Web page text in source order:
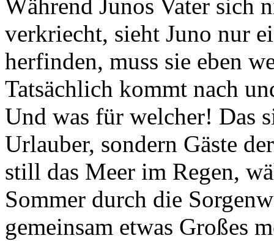
Während Junos Vater sich
verkriecht, sieht Juno nur
herfinden, muss sie eben
Tatsächlich kommt nach
Und was für welcher! Das
Urlauber, sondern Gäste
still das Meer im Regen,
Sommer durch die
gemeinsam etwas Großes